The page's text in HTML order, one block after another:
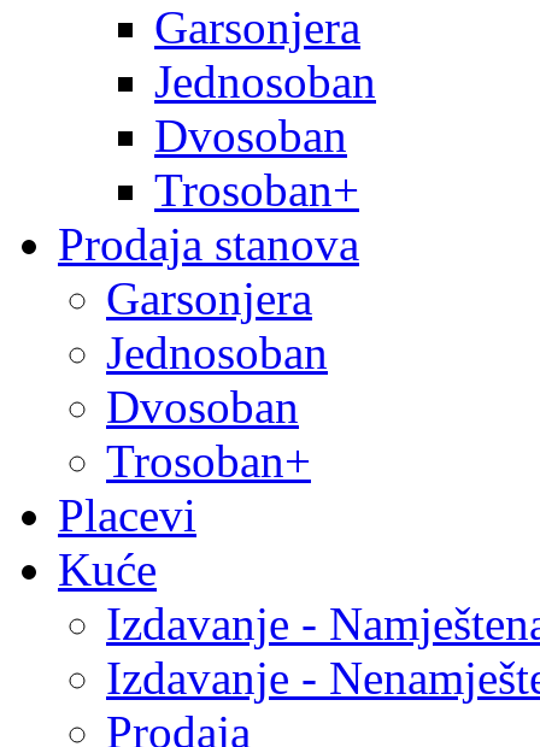
Garsonjera
Jednosoban
Dvosoban
Trosoban+
Prodaja stanova
Garsonjera
Jednosoban
Dvosoban
Trosoban+
Placevi
Kuće
Izdavanje -
Izdavanje -
Prodaja